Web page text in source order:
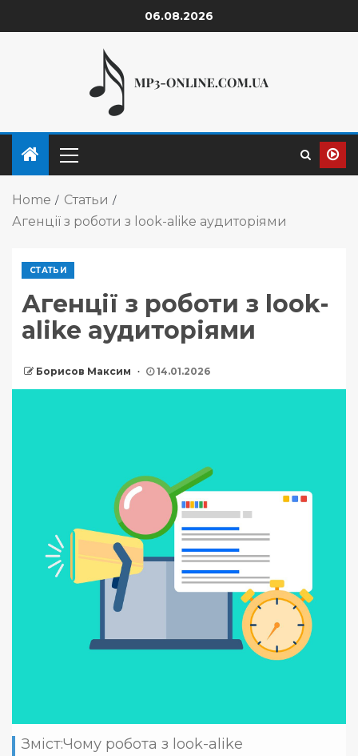
06.08.2026
Home
Статьи
Агенції з роботи з look-alike аудиторіями
СТАТЬИ
Агенції з роботи з look-
alike аудиторіями
Борисов Максим 14.01.2026
Зміст:Чому робота з look-alike